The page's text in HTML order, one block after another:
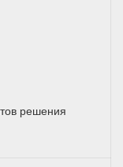
решения